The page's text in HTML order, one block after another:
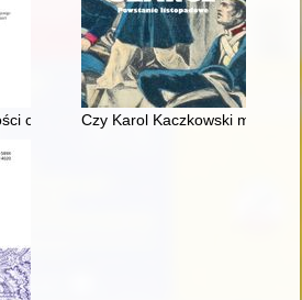
czasopisma "Studia Judaica.
Czy Karol Kaczkowski mógł